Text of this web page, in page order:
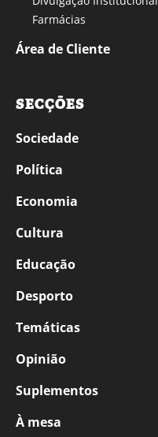
Farmácias
Área de Cliente
SECÇÕES
Sociedade
Política
Economia
Cultura
Educação
Desporto
Temáticas
Opinião
Suplementos
À mesa